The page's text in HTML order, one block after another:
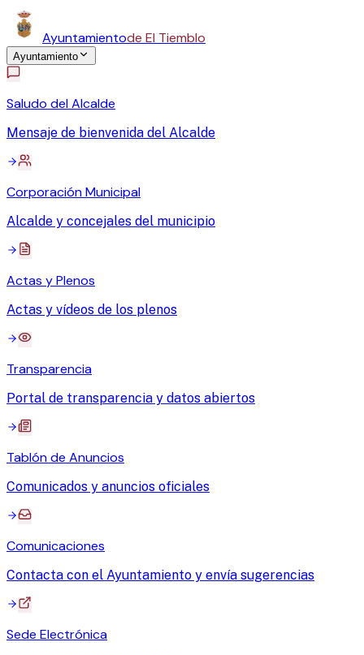
Ayuntamientode El Tiemblo
Ayuntamiento
Saludo del Alcalde
Mensaje de bienvenida del Alcalde
Corporación Municipal
Alcalde y concejales del municipio
Actas y Plenos
Actas y vídeos de los plenos
Transparencia
Portal de transparencia y datos abiertos
Tablón de Anuncios
Comunicados y anuncios oficiales
Comunicaciones
Contacta con el Ayuntamiento y envía sugerencias
Sede Electrónica